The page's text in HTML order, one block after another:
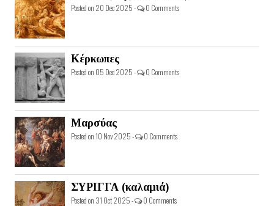
Posted on 20 Dec 2025 - 0 Comments
Κέρκωπες
Posted on 05 Dec 2025 - 0 Comments
Μαρσύας
Posted on 10 Nov 2025 - 0 Comments
ΣΥΡΙΓΓΑ (καλαμιά)
Posted on 31 Oct 2025 - 0 Comments